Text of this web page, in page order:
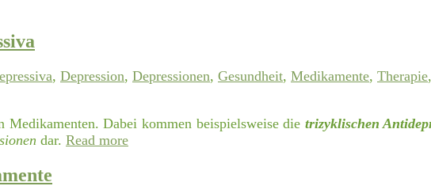
, Depression, Depressionen, Gesundheit, Medikamente, Therapie,
Medikamenten. Dabei kommen beispielsweise die trizyklischen
dar. Read more